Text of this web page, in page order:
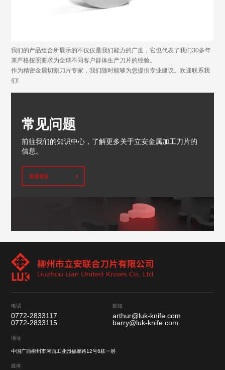
我们的产品组合所展示的不仅仅是我们能力的广度，它也代表了我们30多年
来严格按照要求为全球不同客户群体生产刀片的经验。
作为精密金属切割刀片专家，我们随时能够为您提供专业建议。欢迎联系我
们!
常见问题
前往我们的知识中心，了解更多关于立安金属加工刀片的
信息。
查看更多
电话
0772-2833117
0772-2833115
邮箱
arthur@luk-knife.com
barry@luk-knife.com
地址
中国广西柳州市河西工业园福馨路12号6栋一层
媒体